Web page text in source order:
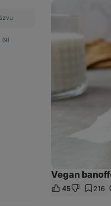
(9)
cupcakes
Vegan
45 216